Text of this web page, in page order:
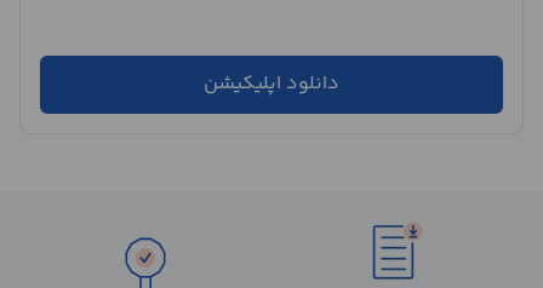
دانلود اپلیکیشن